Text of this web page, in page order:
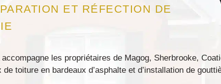
ET RÉFECTION DE
les propriétaires de Magog, Sherbrooke,
toiture en bardeaux d’asphalte et d’installation de